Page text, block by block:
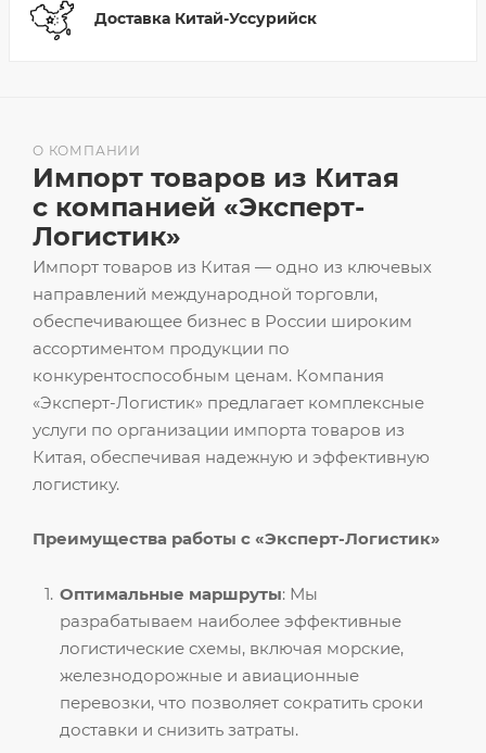
Доставка Китай-Уссурийск
Импорт товаров из Китая — одно из ключевых
направлений международной торговли,
обеспечивающее бизнес в России широким
ассортиментом продукции по
конкурентоспособным ценам. Компания
«Эксперт-Логистик» предлагает комплексные
услуги по организации импорта товаров из
Китая, обеспечивая надежную и эффективную
логистику.
Преимущества работы с «Эксперт-Логистик»
Оптимальные маршруты: Мы
разрабатываем наиболее эффективные
логистические схемы, включая морские,
железнодорожные и авиационные
перевозки, что позволяет сократить сроки
доставки и снизить затраты.
О КОМПАНИИ
Импорт товаров из Китая
с компанией «Эксперт-
Логистик»